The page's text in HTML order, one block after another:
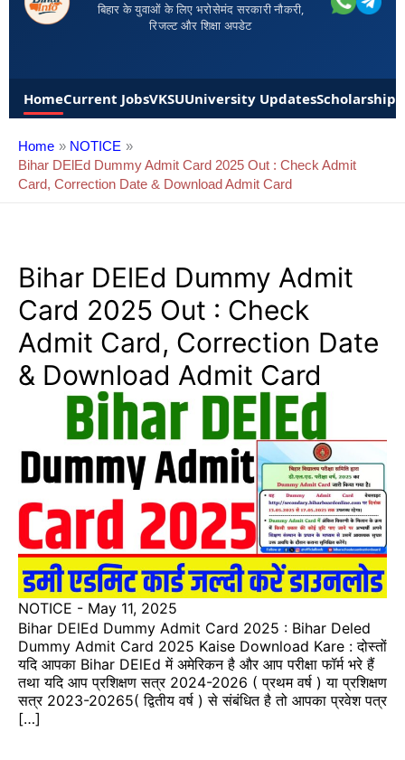
बिहार के युवाओं के लिए भरोसेमंद सरकारी नौकरी,
रिजल्ट और शिक्षा अपडेट
HomeCurrent JobsVKSUUniversity UpdatesScholarships
Home
NOTICE
Bihar DElEd Dummy Admit Card 2025 Out : Check Admit
Card, Correction Date & Download Admit Card
Bihar DElEd Dummy Admit
Card 2025 Out : Check
Admit Card, Correction Date
& Download Admit Card
NOTICE - May 11, 2025
Bihar DElEd Dummy Admit Card 2025 : Bihar Deled
Dummy Admit Card 2025 Kaise Download Kare : दोस्तों
यदि आपका Bihar DElEd में अमेरिकन है और आप परीक्षा फॉर्म भरे हैं
तथा यदि आप प्रशिक्षण सत्र 2024-2026 ( प्रथम वर्ष ) या प्रशिक्षण
सत्र 2023-20265( द्वितीय वर्ष ) से संबंधित है तो आपका प्रवेश पत्र
[…]